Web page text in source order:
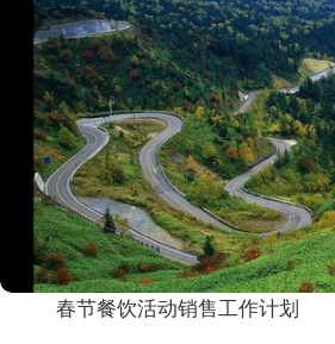
春节餐饮活动销售工作计划